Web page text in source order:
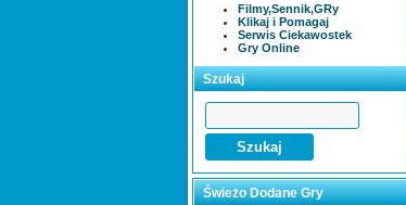
Filmy,Sennik,GRy
Klikaj i Pomagaj
Serwis Ciekawostek
Gry Online
Szukaj
Świeżo Dodane Gry